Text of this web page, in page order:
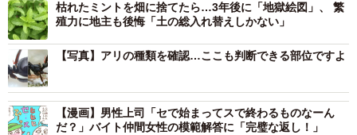
枯れたミントを畑に捨てたら…3年後に「地獄絵図」、 繁
殖力に地主も後悔「土の総入れ替えしかない」
【写真】アリの種類を確認…ここも判断できる部位ですよ
【漫画】男性上司「セで始まってスで終わるものなーん
だ？」バイト仲間女性の模範解答に「完璧な返し！」